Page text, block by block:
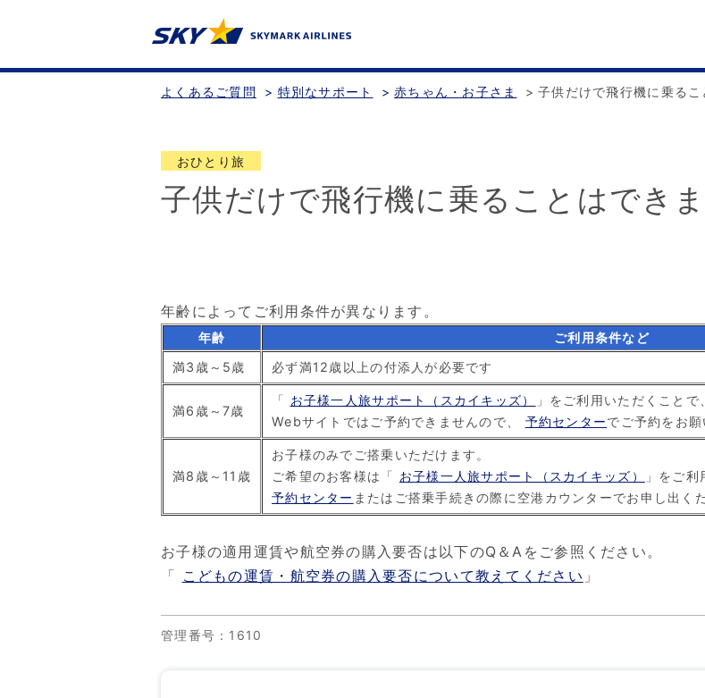
よくあるご質問 > 特別なサポート > 赤ちゃん・お子さま > 子供だけで飛行機に乗るこ
おひとり旅
子供だけで飛行機に乗ることはできま
年齢によってご利用条件が異なります。
年齢
ご利用条件など
満3歳～5歳
必ず満12歳以上の付添人が必要です
満6歳～7歳
「 お子様一人旅サポート（スカイキッズ）
」をご利用いただくこと
Webサイトではご予約できませんので、 予約センターでご予約をお願
満8歳～11歳
お子様のみでご搭乗いただけます。
ご希望のお客様は「 お子様一人旅サポート（スカイキッズ）
」をご利
予約センター またはご搭乗手続きの際に空港カウンターでお申し出く
お子様の適用運賃や航空券の購入要否は以下のQ＆Aをご参照ください。
「 こどもの運賃・航空券の購入要否について教えてください 」
管理番号 ：1610